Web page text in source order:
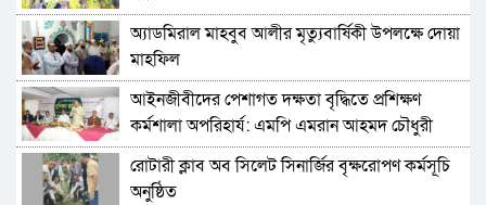
অ্যাডমিরাল মাহবুব আলীর মৃত্যুবার্ষিকী উপলক্ষে দোয়া
মাহফিল
‎আইনজীবীদের পেশাগত দক্ষতা বৃদ্ধিতে প্রশিক্ষণ
কর্মশালা অপরিহার্য: এমপি এমরান আহমদ চৌধুরী
রোটারী ক্লাব অব সিলেট সিনার্জির বৃক্ষরোপণ কর্মসূচি
অনুষ্ঠিত